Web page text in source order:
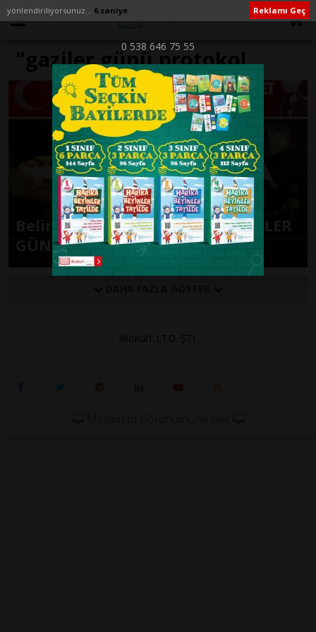
yönlendiriliyorsunuz... 6 saniye Reklamı Geç
0 538 646 75 55
"gaziler günü protokol
şemsiye" ile İlişikli yazılar
Belirli Günler ve Haftalar ( GAZİLER
GÜNÜ 19 EYLÜL )